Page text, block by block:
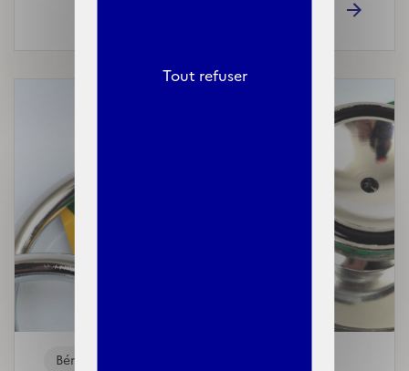
Tout refuser
Bénéficiaires